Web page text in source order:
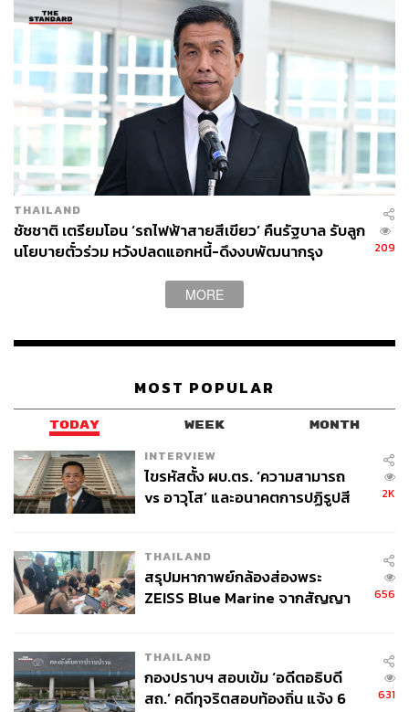
THAILAND
ชัชชาติ เตรียมโอน ‘รถไฟฟ้าสายสีเขียว’ คืนรัฐบาล รับลูก
นโยบายตั๋วร่วม หวังปลดแอกหนี้-ดึงงบพัฒนากรุง
209
MORE
MOST POPULAR
TODAY WEEK MONTH
INTERVIEW
ไขรหัสตั้ง ผบ.ตร. ‘ความสามารถ
vs อาวุโส’ และอนาคตการปฏิรูปสี
2K
THAILAND
สรุปมหากาพย์กล้องส่องพระ
ZEISS Blue Marine จากสัญญา
จ่ายหนี้-แอบระบุแบรนด์
656
THAILAND
กองปราบฯ สอบเข้ม ‘อดีตอธิบดี
สถ.’ คดีทุจริตสอบท้องถิ่น แจ้ง 6
631